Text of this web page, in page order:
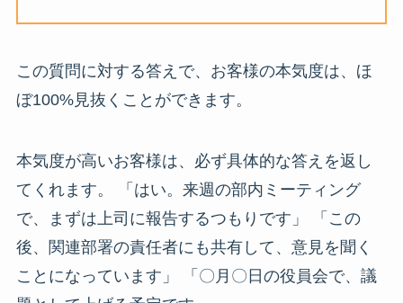
この質問に対する答えで、お客様の本気度は、ほ
ぼ100%見抜くことができます。
本気度が高いお客様は、必ず具体的な答えを返し
てくれます。 「はい。来週の部内ミーティング
で、まずは上司に報告するつもりです」 「この
後、関連部署の責任者にも共有して、意見を聞く
ことになっています」 「〇月〇日の役員会で、議